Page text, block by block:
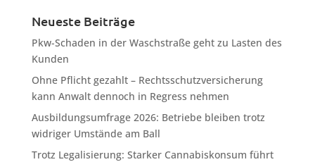
Neueste Beiträge
Pkw-Schaden in der Waschstraße geht zu Lasten des
Kunden
Ohne Pflicht gezahlt – Rechtsschutzversicherung
kann Anwalt dennoch in Regress nehmen
Ausbildungsumfrage 2026: Betriebe bleiben trotz
widriger Umstände am Ball
Trotz Legalisierung: Starker Cannabiskonsum führt